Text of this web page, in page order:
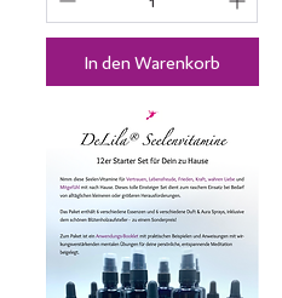
In den Warenkorb